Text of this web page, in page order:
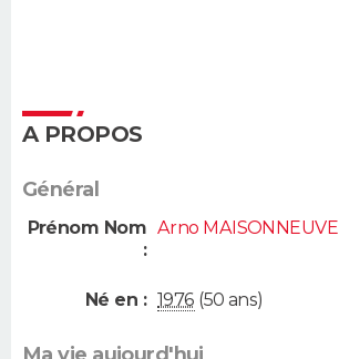
A PROPOS
Général
Prénom Nom
:
Arno MAISONNEUVE
Né en : 1976 (50 ans)